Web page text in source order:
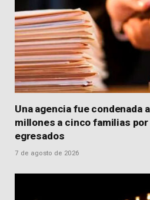
Una agencia fue condenada
millones a cinco familias
egresados
7 de agosto de 2026